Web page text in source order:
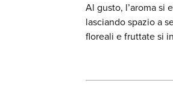
Al gusto, l’aroma si
lasciando spazio a
floreali e fruttate si